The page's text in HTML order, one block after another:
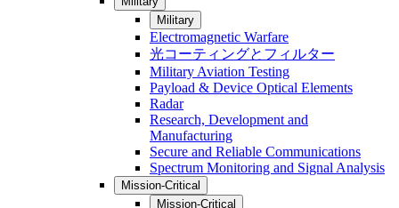
Military
Electromagnetic Warfare
光コーティングとフィルター
Military Aviation Testing
Payload & Device Optical Elements
Radar
Research, Development and
Manufacturing
Secure and Reliable Communications
Spectrum Monitoring and Signal Analysis
Mission-Critical
Mission-Critical